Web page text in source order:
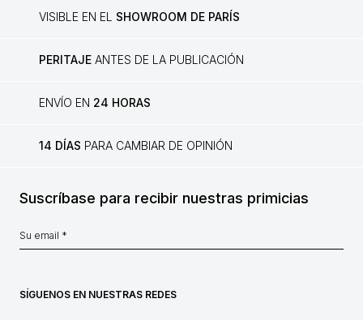
VISIBLE EN EL SHOWROOM DE PARÍS
PERITAJE ANTES DE LA PUBLICACIÓN
ENVÍO EN 24 HORAS
14 DÍAS PARA CAMBIAR DE OPINIÓN
Suscríbase para recibir nuestras primicias
SÍGUENOS EN NUESTRAS REDES